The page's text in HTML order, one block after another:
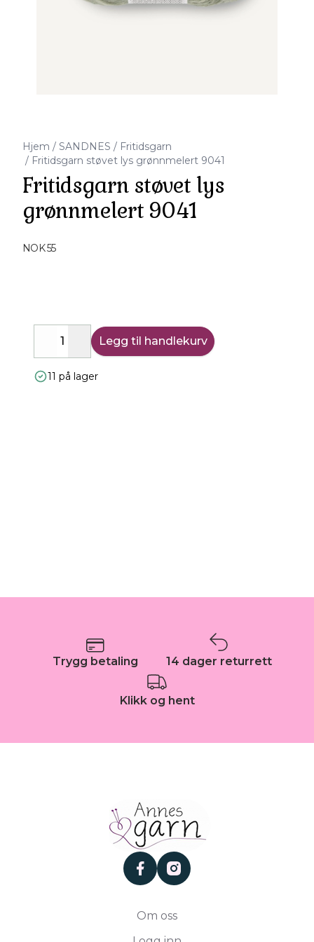
Hjem / SANDNES / Fritidsgarn
/ Fritidsgarn støvet lys grønnmelert 9041
Fritidsgarn støvet lys
grønnmelert 9041
NOK 55
DecreaseIncrease
Legg til handlekurv
11 på lager
Trygg betaling 14 dager returrett
Klikk og hent
facebookinstagram
Om oss